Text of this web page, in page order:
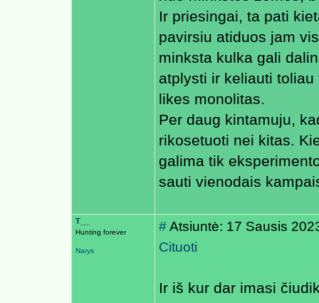
Ir priesingai, ta pati
pavirsiu atiduos jam
minksta kulka gali
atplysti ir keliauti
likes monolitas.
Per daug kintamuju,
rikosetuoti nei kitas.
galima tik
sauti vienodais
T__
Hunting forever
Narys
#Atsiuntė: 17 Sausis
Cituoti
Ir iš kur dar imasi